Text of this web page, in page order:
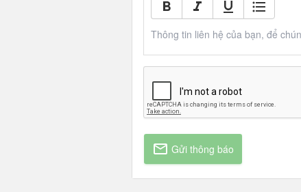
Thông tin liên hệ của bạn, để
Gửi thông báo